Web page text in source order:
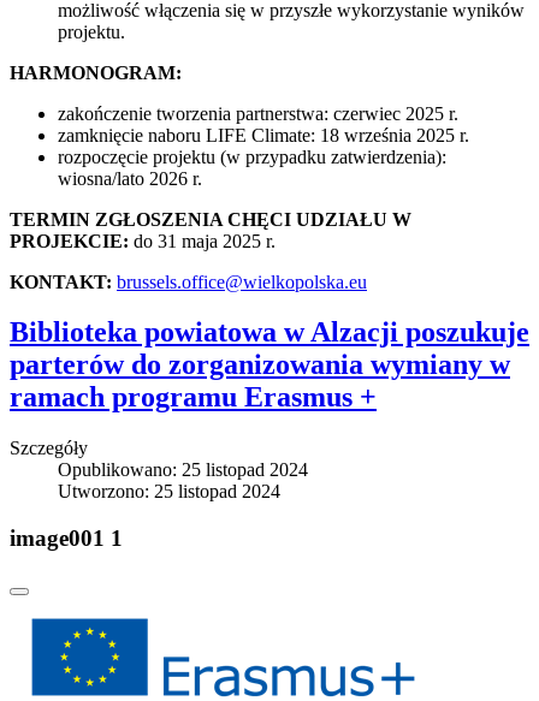
możliwość włączenia się w przyszłe wykorzystanie wyników
projektu.
HARMONOGRAM:
zakończenie tworzenia partnerstwa: czerwiec 2025 r.
zamknięcie naboru LIFE Climate: 18 września 2025 r.
rozpoczęcie projektu (w przypadku zatwierdzenia):
wiosna/lato 2026 r.
TERMIN ZGŁOSZENIA CHĘCI UDZIAŁU W
PROJEKCIE: do 31 maja 2025 r.
KONTAKT: brussels.office@wielkopolska.eu
Biblioteka powiatowa w Alzacji poszukuje
parterów do zorganizowania wymiany w
ramach programu Erasmus +
Szczegóły
Opublikowano: 25 listopad 2024
Utworzono: 25 listopad 2024
image001 1